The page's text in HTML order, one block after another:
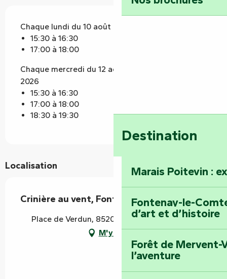
Destination
Marais Poitevin :
Fontenay-le-
d’art et d’histoire
Forêt de Mervent-
l’aventure
Chaque lundi du 10 août 2026 au 24 août 2026
15:30 à 16:30
17:00 à 18:00
Chaque mercredi du 12 août 2026 au 26 août
2026
15:30 à 16:30
17:00 à 18:00
18:30 à 19:30
Localisation
Crinière au vent, Fontenay autrement
Place de Verdun, 85200 Fontenay-le-Comte
M'y rendre